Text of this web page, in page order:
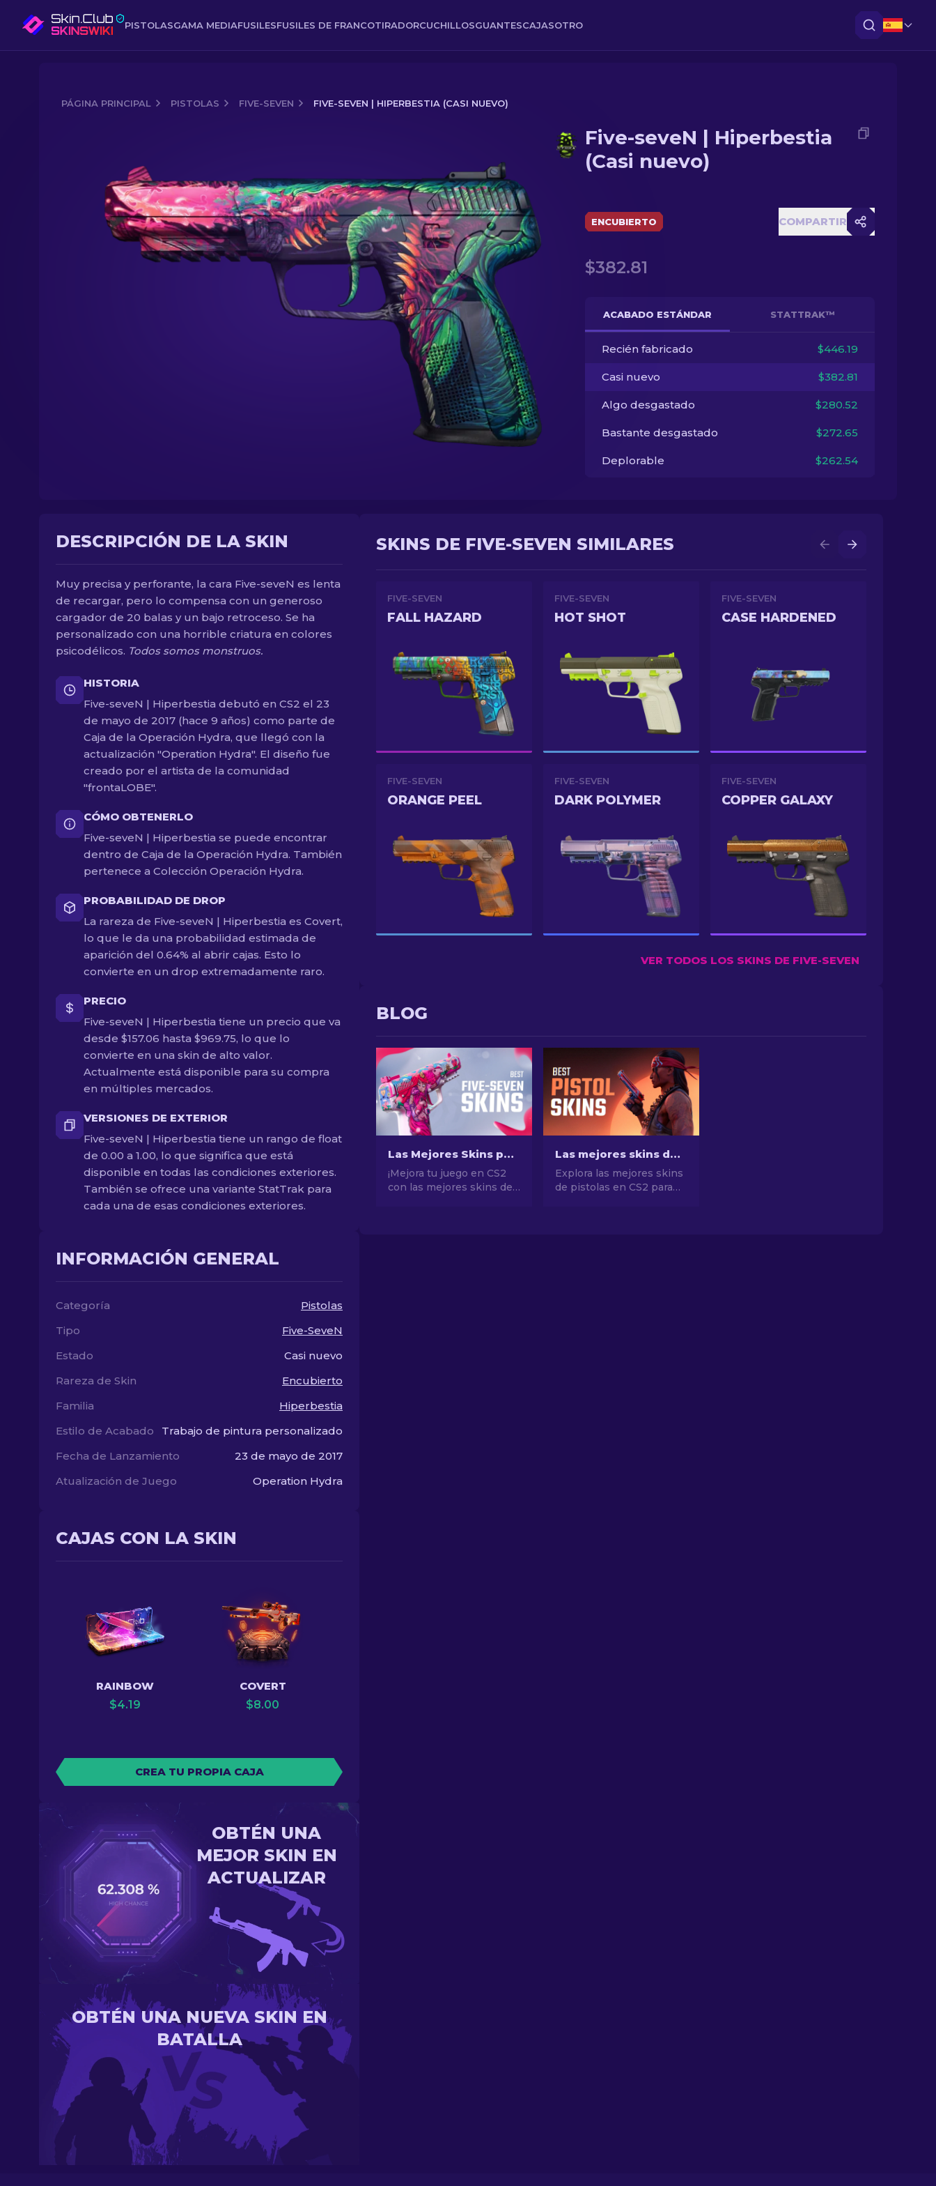
PISTOLASGAMA MEDIAFUSILESFUSILES DE FRANCOTIRADORCUCHILLOSGUANTESCAJASOTRO
PÁGINA PRINCIPAL PISTOLAS FIVE-SEVEN FIVE-SEVEN | HIPERBESTIA (CASI NUEVO)
Five-seveN | Hiperbestia
(Casi nuevo)
ENCUBIERTO COMPARTIR
$382.81
ACABADO ESTÁNDAR STATTRAK™
Recién fabricado $446.19
Casi nuevo $382.81
Algo desgastado $280.52
Bastante desgastado $272.65
Deplorable $262.54
DESCRIPCIÓN DE LA SKIN
Muy precisa y perforante, la cara Five-seveN es lenta
de recargar, pero lo compensa con un generoso
cargador de 20 balas y un bajo retroceso. Se ha
personalizado con una horrible criatura en colores
psicodélicos. Todos somos monstruos.
HISTORIA
Five-seveN | Hiperbestia debutó en CS2 el 23
de mayo de 2017 (hace 9 años) como parte de
Caja de la Operación Hydra, que llegó con la
actualización "Operation Hydra". El diseño fue
creado por el artista de la comunidad
"frontaLOBE".
CÓMO OBTENERLO
Five-seveN | Hiperbestia se puede encontrar
dentro de Caja de la Operación Hydra. También
pertenece a Colección Operación Hydra.
PROBABILIDAD DE DROP
La rareza de Five-seveN | Hiperbestia es Covert,
lo que le da una probabilidad estimada de
aparición del 0.64% al abrir cajas. Esto lo
convierte en un drop extremadamente raro.
PRECIO
Five-seveN | Hiperbestia tiene un precio que va
desde $157.06 hasta $969.75, lo que lo
convierte en una skin de alto valor.
Actualmente está disponible para su compra
en múltiples mercados.
VERSIONES DE EXTERIOR
Five-seveN | Hiperbestia tiene un rango de float
de 0.00 a 1.00, lo que significa que está
disponible en todas las condiciones exteriores.
También se ofrece una variante StatTrak para
cada una de esas condiciones exteriores.
INFORMACIÓN GENERAL
Categoría
Pistolas
Tipo
Five-SeveN
Estado
Casi nuevo
Rareza de Skin
Encubierto
Familia
Hiperbestia
Estilo de Acabado
Trabajo de pintura personalizado
Fecha de Lanzamiento
23 de mayo de 2017
Atualización de Juego
Operation Hydra
CAJAS CON LA SKIN
RAINBOW
$4.19
COVERT
$8.00
CREA TU PROPIA CAJA
OBTÉN UNA
MEJOR SKIN EN
ACTUALIZAR
OBTÉN UNA NUEVA SKIN EN
BATALLA
SKINS DE FIVE-SEVEN SIMILARES
FIVE-SEVEN
FALL HAZARD
FIVE-SEVEN
HOT SHOT
FIVE-SEVEN
CASE HARDENED
FIVE-SEVEN
ORANGE PEEL
FIVE-SEVEN
DARK POLYMER
FIVE-SEVEN
COPPER GALAXY
VER TODOS LOS SKINS DE FIVE-SEVEN
BLOG
Las Mejores Skins para Five-Seven en CS2 [2026]
¡Mejora tu juego en CS2
con las mejores skins de
Las mejores skins de pistolas en CS2 [2026]
Explora las mejores skins
de pistolas en CS2 para